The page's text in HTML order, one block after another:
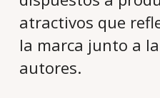
atractivos que
la marca junto a
autores.